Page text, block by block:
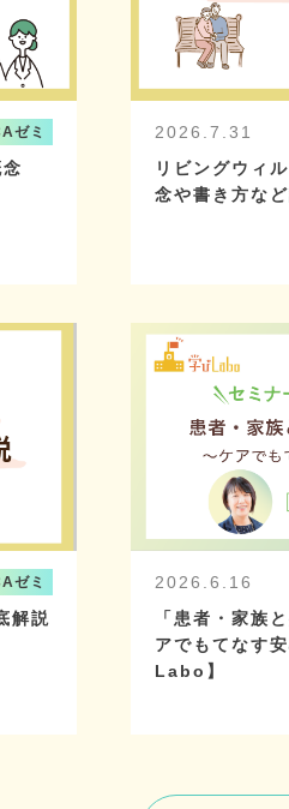
ゼミ 2026.7.31
リビングウィ
念や書き方な
ゼミ
解説
2026.6.16
「患者・家族
アでもてなす
Labo】